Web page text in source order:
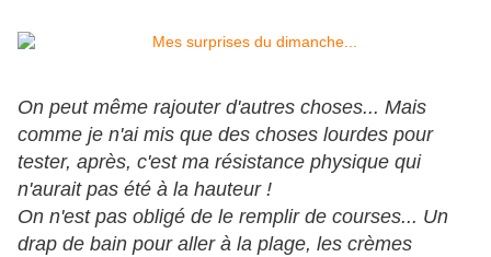
On peut même rajouter d'autres choses... Mais
comme je n'ai mis que des choses lourdes pour
tester, après, c'est ma résistance physique qui
n'aurait pas été à la hauteur !
On n'est pas obligé de le remplir de courses... Un
drap de bain pour aller à la plage, les crèmes